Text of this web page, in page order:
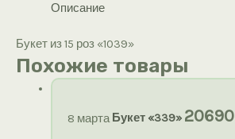
Описание
Букет из 15 роз «1039»
Похожие товары
8 марта Букет «339» 20690